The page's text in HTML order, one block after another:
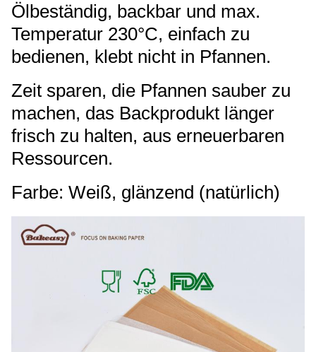
Ölbeständig, backbar und max.
Temperatur 230°C, einfach zu
bedienen, klebt nicht in Pfannen.
Zeit sparen, die Pfannen sauber zu
machen, das Backprodukt länger
frisch zu halten, aus erneuerbaren
Ressourcen.
Farbe: Weiß, glänzend (natürlich)